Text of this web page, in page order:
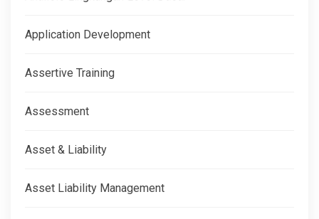
Application Development
Assertive Training
Assessment
Asset & Liability
Asset Liability Management